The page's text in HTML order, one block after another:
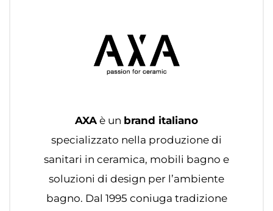
AXA è un brand italiano
specializzato nella produzione di
sanitari in ceramica, mobili bagno e
soluzioni di design per l’ambiente
bagno. Dal 1995 coniuga tradizione